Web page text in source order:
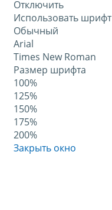
Отключить
Использовать шрифт
Обычный
Arial
Times New Roman
Размер шрифта
100%
125%
150%
175%
200%
Закрыть окно